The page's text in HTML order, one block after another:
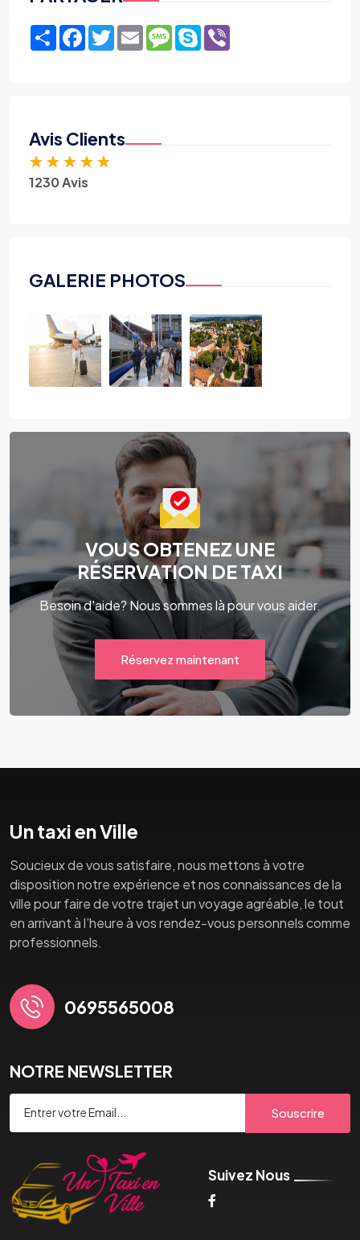
ShareFacebook
TwitterEmailMessage
Skype
Avis Clients
★ ★ ★ ★ ★
1230 Avis
GALERIE PHOTOS
VOUS OBTENEZ UNE
RÉSERVATION DE TAXI
Besoin d'aide? Nous sommes là pour vous aider.
Réservez maintenant
Un taxi en Ville
Soucieux de vous satisfaire, nous mettons à votre
disposition notre expérience et nos connaissances de la
ville pour faire de votre trajet un voyage agréable, le tout
en arrivant à l’heure à vos rendez-vous personnels comme
professionnels.
0695565008
NOTRE NEWSLETTER
Souscrire
Suivez Nous